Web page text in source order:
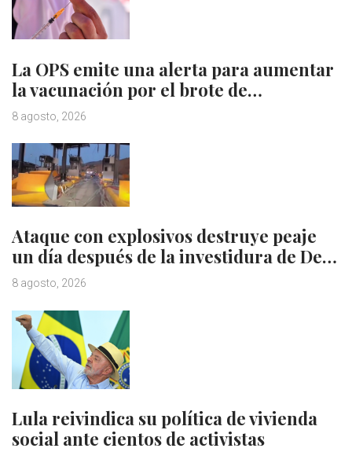
La OPS emite una alerta para aumentar
la vacunación por el brote de…
8 agosto, 2026
Ataque con explosivos destruye peaje
un día después de la investidura de De…
8 agosto, 2026
Lula reivindica su política de vivienda
social ante cientos de activistas